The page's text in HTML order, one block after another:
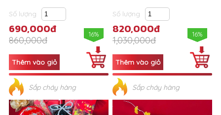
Số lượng
690,000đ
860,000đ
16%
Sắp cháy hàng
Số lượng
820,000đ
1,030,000đ
16%
Sắp cháy hàng